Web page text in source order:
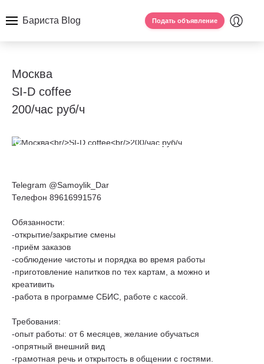
Бариста Blog Подать объявление
Москва
SI-D coffee
200/час руб/ч
Telegram @Samoylik_Dar
Телефон 89616991576
Обязанности:
-открытие/закрытие смены
-приём заказов
-соблюдение чистоты и порядка во время работы
-приготовление напитков по тех картам, а можно и
креативить
-работа в программе СБИС, работе с кассой.
Требования:
-опыт работы: от 6 месяцев, желание обучаться
-опрятный внешний вид
-грамотная речь и открытость в общении с гостями.